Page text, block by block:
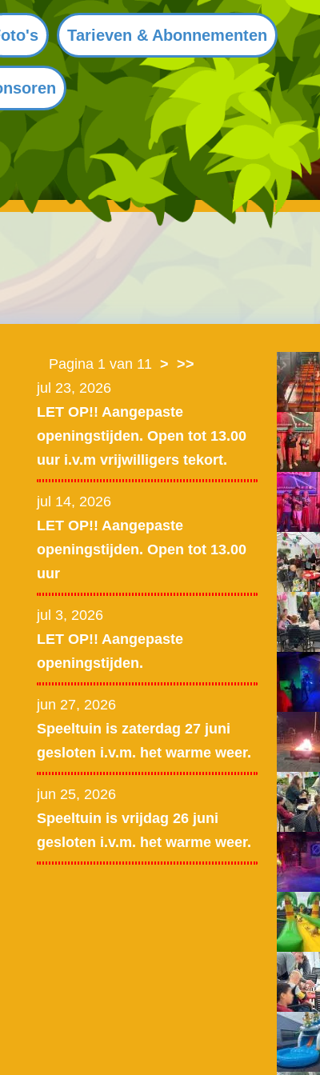
Tarieven & Abonnementen
Pagina 1 van 11 > >>
jul 23, 2026
LET OP!! Aangepaste
openingstijden. Open tot 13.00
uur i.v.m vrijwilligers tekort.
jul 14, 2026
LET OP!! Aangepaste
openingstijden. Open tot 13.00
uur
jul 3, 2026
LET OP!! Aangepaste
openingstijden.
jun 27, 2026
Speeltuin is zaterdag 27 juni
gesloten i.v.m. het warme weer.
jun 25, 2026
Speeltuin is vrijdag 26 juni
gesloten i.v.m. het warme weer.